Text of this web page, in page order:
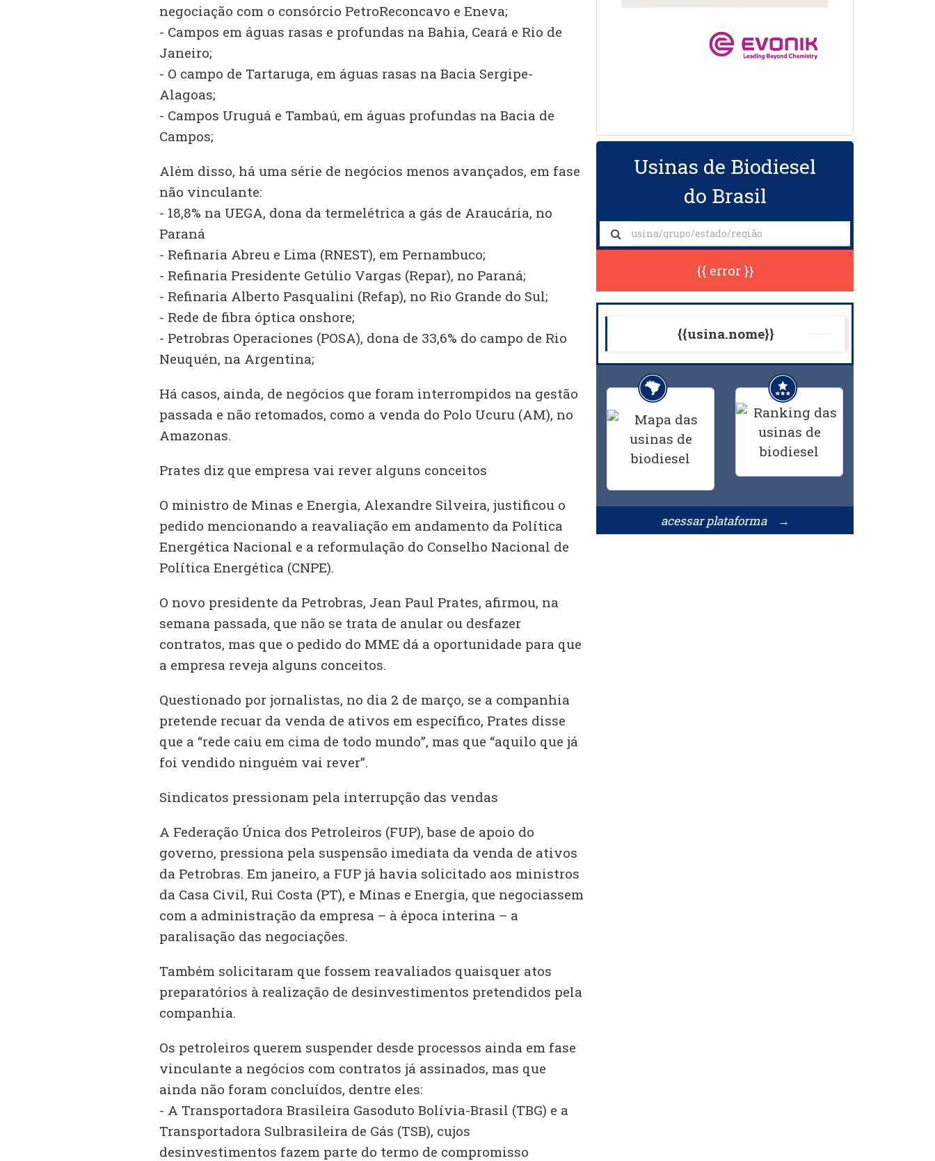
negociação com o consórcio PetroReconcavo e Eneva;
- Campos em águas rasas e profundas na Bahia, Ceará e Rio de
Janeiro;
- O campo de Tartaruga, em águas rasas na Bacia Sergipe-
Alagoas;
- Campos Uruguá e Tambaú, em águas profundas na Bacia de
Campos;
Além disso, há uma série de negócios menos avançados, em fase
não vinculante:
- 18,8% na UEGA, dona da termelétrica a gás de Araucária, no
Paraná
- Refinaria Abreu e Lima (RNEST), em Pernambuco;
- Refinaria Presidente Getúlio Vargas (Repar), no Paraná;
- Refinaria Alberto Pasqualini (Refap), no Rio Grande do Sul;
- Rede de fibra óptica onshore;
- Petrobras Operaciones (POSA), dona de 33,6% do campo de Rio
Neuquén, na Argentina;
Há casos, ainda, de negócios que foram interrompidos na gestão
passada e não retomados, como a venda do Polo Ucuru (AM), no
Amazonas.
Prates diz que empresa vai rever alguns conceitos
O ministro de Minas e Energia, Alexandre Silveira, justificou o
pedido mencionando a reavaliação em andamento da Política
Energética Nacional e a reformulação do Conselho Nacional de
Política Energética (CNPE).
O novo presidente da Petrobras, Jean Paul Prates, afirmou, na
semana passada, que não se trata de anular ou desfazer
contratos, mas que o pedido do MME dá a oportunidade para que
a empresa reveja alguns conceitos.
Questionado por jornalistas, no dia 2 de março, se a companhia
pretende recuar da venda de ativos em específico, Prates disse
que a “rede caiu em cima de todo mundo”, mas que “aquilo que já
foi vendido ninguém vai rever”.
Sindicatos pressionam pela interrupção das vendas
A Federação Única dos Petroleiros (FUP), base de apoio do
governo, pressiona pela suspensão imediata da venda de ativos
da Petrobras. Em janeiro, a FUP já havia solicitado aos ministros
da Casa Civil, Rui Costa (PT), e Minas e Energia, que negociassem
com a administração da empresa – à época interina – a
paralisação das negociações.
Também solicitaram que fossem reavaliados quaisquer atos
preparatórios à realização de desinvestimentos pretendidos pela
companhia.
Os petroleiros querem suspender desde processos ainda em fase
vinculante a negócios com contratos já assinados, mas que
ainda não foram concluídos, dentre eles:
- A Transportadora Brasileira Gasoduto Bolívia-Brasil (TBG) e a
Transportadora Sulbrasileira de Gás (TSB), cujos
desinvestimentos fazem parte do termo de compromisso
Usinas de Biodiesel
do Brasil
{{ error }}
{{usina.nome}}
acessar plataforma →